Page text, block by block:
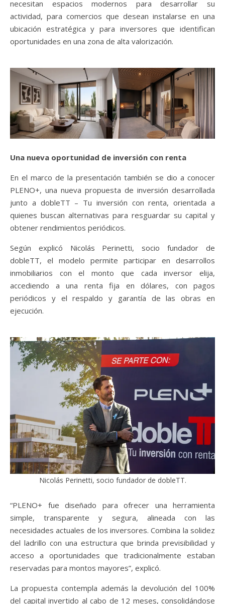
necesitan espacios modernos para desarrollar su
actividad, para comercios que desean instalarse en una
ubicación estratégica y para inversores que identifican
oportunidades en una zona de alta valorización.
Una nueva oportunidad de inversión con renta
En el marco de la presentación también se dio a conocer
PLENO+, una nueva propuesta de inversión desarrollada
junto a dobleTT – Tu inversión con renta, orientada a
quienes buscan alternativas para resguardar su capital y
obtener rendimientos periódicos.
Según explicó Nicolás Perinetti, socio fundador de
dobleTT, el modelo permite participar en desarrollos
inmobiliarios con el monto que cada inversor elija,
accediendo a una renta fija en dólares, con pagos
periódicos y el respaldo y garantía de las obras en
ejecución.
Nicolás Perinetti, socio fundador de dobleTT.
“PLENO+ fue diseñado para ofrecer una herramienta
simple, transparente y segura, alineada con las
necesidades actuales de los inversores. Combina la solidez
del ladrillo con una estructura que brinda previsibilidad y
acceso a oportunidades que tradicionalmente estaban
reservadas para montos mayores”, explicó.
La propuesta contempla además la devolución del 100%
del capital invertido al cabo de 12 meses, consolidándose